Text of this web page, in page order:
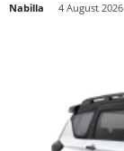
Nabilla 4 August 2026